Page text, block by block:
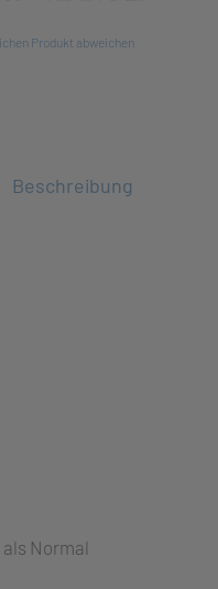
Produkt abweichen
Beschreibung
Normal